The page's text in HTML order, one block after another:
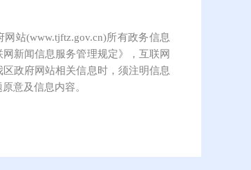
站(www.tjftz.gov.cn)所有政务信息
新闻信息服务管理规定》，互联网
政府网站相关信息时，须注明信息
意及信息内容。